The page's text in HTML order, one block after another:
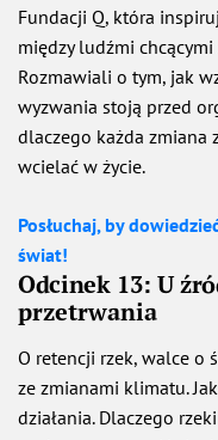
Fundacji Q, która
między ludźmi
Rozmawiali o tym, jak
wyzwania stoją przed
dlaczego każda zmiana
wcielać w życie.
Posłuchaj, by
świat!
Odcinek 13: U
przetrwania
O retencji rzek, walce o
ze zmianami klimatu.
działania. Dlaczego